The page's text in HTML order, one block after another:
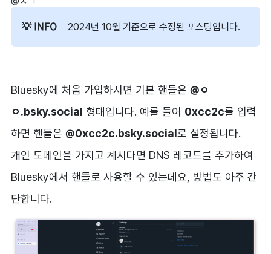
2024년 10월 기준으로 수정된 포스팅입니다.
Bluesky에 처음 가입하시면 기본 핸들은 @ㅇ
ㅇ.bsky.social 형태입니다. 예를 들어 0xcc2c를 입력
하면 핸들은 @0xcc2c.bsky.social로 설정됩니다.
개인 도메인을 가지고 계시다면 DNS 레코드를 추가하여
Bluesky에서 핸들로 사용할 수 있는데요, 방법도 아주 간
단합니다.